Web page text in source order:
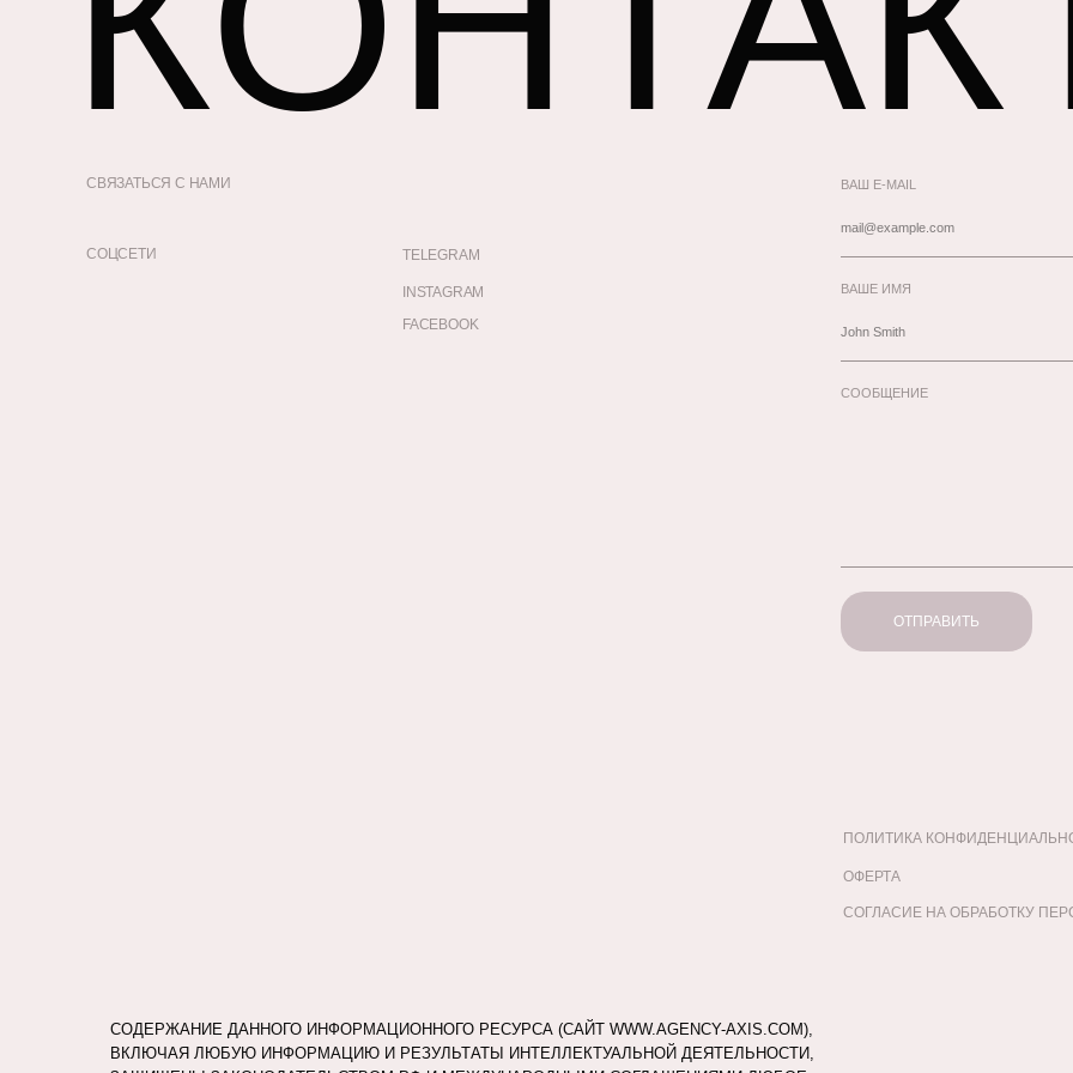
FACEBOOK
СВЯЗАТЬСЯ С НАМИ
СОЦСЕТИ TELEGRAM
INSTAGRAM
ВАШ E-MAIL
ВАШЕ ИМЯ
СООБЩЕНИЕ
ОТПРАВИТЬ
СОДЕРЖАНИЕ ДАННОГО ИНФОРМАЦИОННОГО РЕСУРСА (САЙТ WWW.AGENCY-AXIS.COM),
ВКЛЮЧАЯ ЛЮБУЮ ИНФОРМАЦИЮ И РЕЗУЛЬТАТЫ ИНТЕЛЛЕКТУАЛЬНОЙ ДЕЯТЕЛЬНОСТИ,
ПОЛИТИКА
ОФЕРТА
СОГЛАСИЕ НА ОБРАБОТКУ